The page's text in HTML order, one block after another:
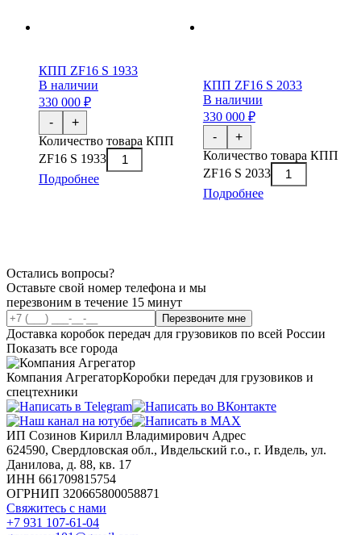
КПП ZF16 S 1933
В наличии
330 000 ₽
-
Количество товара КПП
ZF16 S 1933
+
Подробнее
КПП ZF16 S 2033
В наличии
330 000 ₽
-
Количество товара КПП
ZF16 S 2033
+
Подробнее
Остались вопросы?
Оставьте свой номер телефона и мы
перезвоним в течение 15 минут
Перезвоните мне
Доставка коробок передач для грузовиков по всей России
Показать все города
Компания АгрегаторКоробки передач для грузовиков и
спецтехники
ИП Созинов Кирилл Владимирович Адрес
624590, Свердловская обл., Ивдельский г.о., г. Ивдель, ул.
Данилова, д. 88, кв. 17
ИНН 661709815754
ОГРНИП 320665800058871
Свяжитесь с нами
+7 931 107-61-04